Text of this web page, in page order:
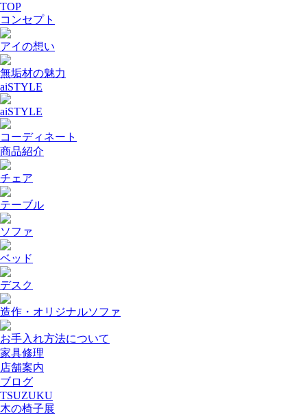
TOP
コンセプト
アイの想い
無垢材の魅力
aiSTYLE
aiSTYLE
コーディネート
商品紹介
チェア
テーブル
ソファ
ベッド
デスク
造作・オリジナルソファ
お手入れ方法について
家具修理
店舗案内
ブログ
TSUZUKU
木の椅子展